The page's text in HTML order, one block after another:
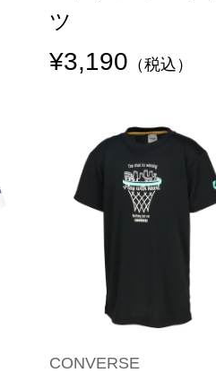
ツ
¥3,190 （税込）
CONVERSE